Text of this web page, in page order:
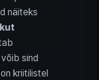
näiteks
võib sind
kriitilistel